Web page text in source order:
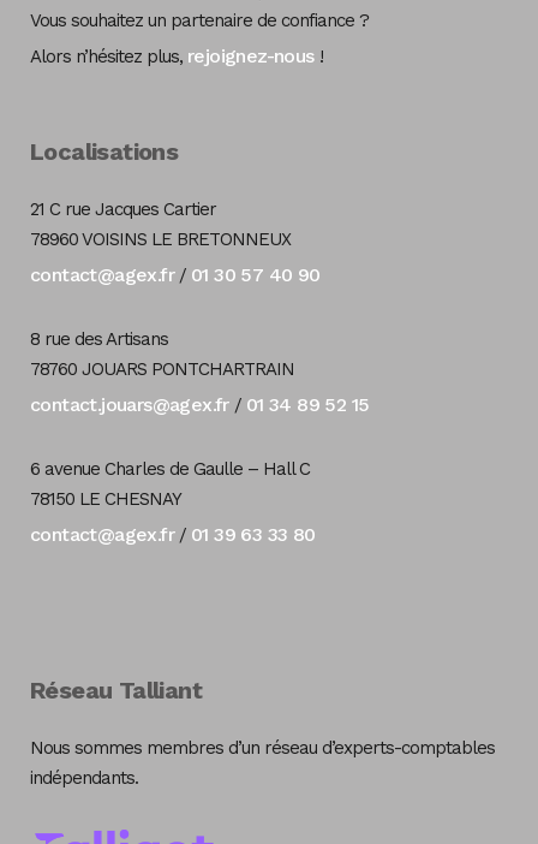
Vous souhaitez un partenaire de confiance ?
Alors n’hésitez plus, rejoignez-nous!
Localisations
21 C rue Jacques Cartier
78960 VOISINS LE BRETONNEUX
contact@agex.fr/ 01 30 57 40 90
8 rue des Artisans
78760 JOUARS PONTCHARTRAIN
contact.jouars@agex.fr/ 01 34 89 52 15
6 avenue Charles de Gaulle – Hall C
78150 LE CHESNAY
contact@agex.fr/ 01 39 63 33 80
Réseau Talliant
Nous sommes membres d’un réseau d’experts-comptables
indépendants.